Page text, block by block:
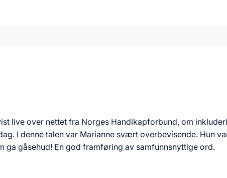
live over nettet fra Norges Handikapforbund, om
I denne talen var Marianne svært overbevisende. Hun
ga gåsehud! En god framføring av samfunnsnyttige ord.